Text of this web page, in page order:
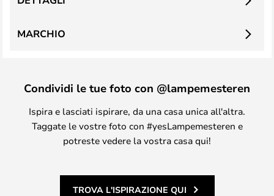
MARCHIO
Condividi le tue foto con @lampemesteren
Ispira e lasciati ispirare, da una casa unica all'altra.
Taggate le vostre foto con #yesLampemesteren e
potreste vedere la vostra casa qui!
TROVA L'ISPIRAZIONE QUI